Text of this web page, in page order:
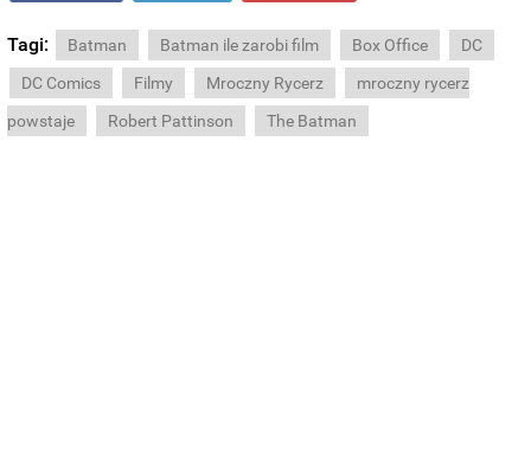
Tagi: Batman Batman ile zarobi film Box Office
DC
DC Comics
Filmy Mroczny Rycerz
mroczny rycerz
powstaje
Robert Pattinson The Batman